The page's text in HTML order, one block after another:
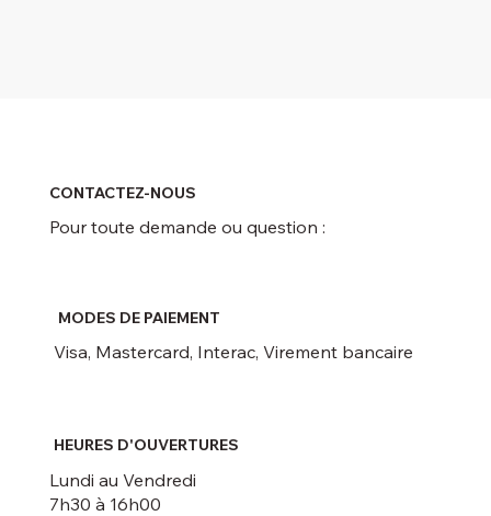
CONTACTEZ-NOUS
Pour toute demande ou question :
MODES DE PAIEMENT
Visa, Mastercard, Interac, Virement bancaire
HEURES D'OUVERTURES
Lundi au Vendredi
7h30 à 16h00